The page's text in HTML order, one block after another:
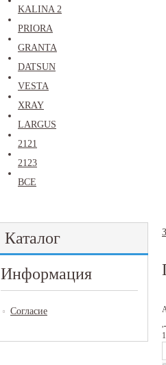
KALINA 2
PRIORA
GRANTA
DATSUN
VESTA
XRAY
LARGUS
2121
2123
ВСЕ
Каталог
Информация
Согласие